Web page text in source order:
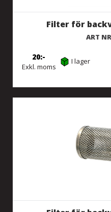
Filter för
ART
Exkl. moms
20 I lager